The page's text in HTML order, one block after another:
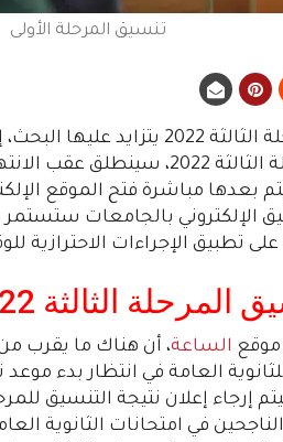
تنسيق المرحلة الأولى
موعد نتيجة تنسيق المرحلة
العلمي، أن تنسيق المرحلة
بعدها مباشرة فتح الموقع
الإلكتروني بالجامعات
تطبيق الإجراءات الاحترازية
الثالثة 2022
الساعة
إرجاء إعلان نتيجة التنسيق
في امتحانات الثانوية